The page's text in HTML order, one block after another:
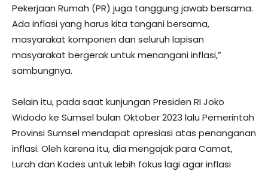
Pekerjaan Rumah (PR) juga tanggung jawab bersama.
Ada inflasi yang harus kita tangani bersama,
masyarakat komponen dan seluruh lapisan
masyarakat bergerak untuk menangani inflasi,”
sambungnya.
Selain itu, pada saat kunjungan Presiden RI Joko
Widodo ke Sumsel bulan Oktober 2023 lalu Pemerintah
Provinsi Sumsel mendapat apresiasi atas penanganan
inflasi. Oleh karena itu, dia mengajak para Camat,
Lurah dan Kades untuk lebih fokus lagi agar inflasi